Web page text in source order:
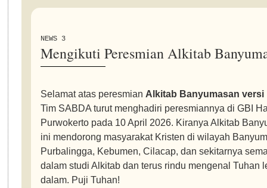
NEWS 3
Mengikuti Peresmian Alkitab
Selamat atas peresmian Alkitab Banyumasan versi
Tim SABDA turut menghadiri peresmiannya di GBI
Purwokerto pada 10 April 2026. Kiranya Alkitab
ini mendorong masyarakat Kristen di wilayah
Purbalingga, Kebumen, Cilacap, dan sekitarnya
dalam studi Alkitab dan terus rindu mengenal Tuhan
dalam. Puji Tuhan!